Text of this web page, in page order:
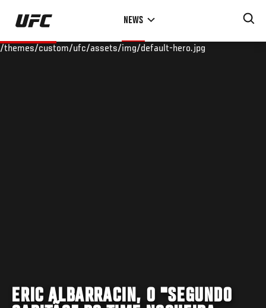
Skip
main
NEWS
/themes/custom/ufc/assets/img/default-hero.jpg
ERIC ALBARRACIN, O "SEGUNDO